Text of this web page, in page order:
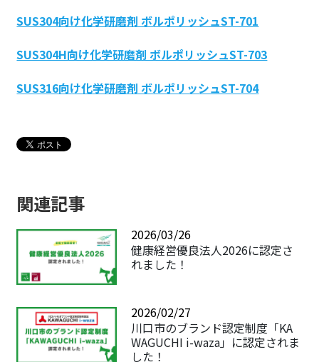
SUS304向け化学研磨剤 ボルポリッシュST-701
SUS304H向け化学研磨剤 ボルポリッシュST-703
SUS316向け化学研磨剤 ボルポリッシュST-704
関連記事
2026/03/26
健康経営優良法人2026に認定さ
れました！
2026/02/27
川口市のブランド認定制度「KA
WAGUCHI i-waza」に認定されま
した！